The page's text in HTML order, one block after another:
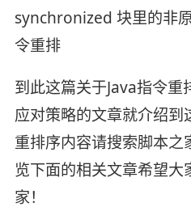
synchronized 块里的非
令重排
到此这篇关于Java指令
应对策略的文章就介绍到
重排序内容请搜索脚本之
览下面的相关文章希望
家！